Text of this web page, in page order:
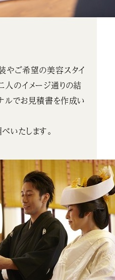
やご希望の美容スタイ
人のイメージ通りの結
ルでお見積書を作成い
いたします。